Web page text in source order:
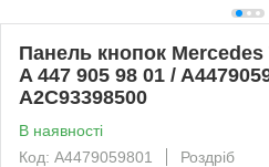
Панель кнопок
A 447 905 98 01 /
A2C93398500
В наявності
Код: A4479059801
Роздріб